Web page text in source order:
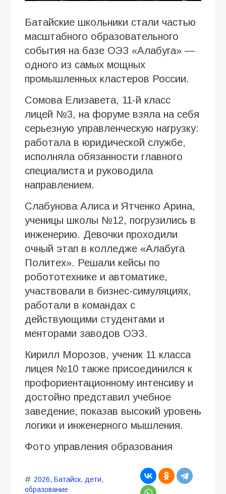
Батайские школьники стали частью
масштабного образовательного
события на базе ОЭЗ «Алабуга» —
одного из самых мощных
промышленных кластеров России.
Сомова Елизавета, 11-й класс
лицей №3, на форуме взяла на себя
серьезную управленческую нагрузку:
работала в юридической службе,
исполняла обязанности главного
специалиста и руководила
направлением.
Слабунова Алиса и Ятченко Арина,
ученицы школы №12, погрузились в
инженерию. Девочки проходили
очный этап в колледже «Алабуга
Политех». Решали кейсы по
робототехнике и автоматике,
участвовали в бизнес-симуляциях,
работали в командах с
действующими студентами и
менторами заводов ОЭЗ.
Кирилл Морозов, ученик 11 класса
лицея №10 также присоединился к
профориентационному интенсиву и
достойно представил учебное
заведение, показав высокий уровень
логики и инженерного мышления.
Фото управления образования
2026, Батайск, дети,
образование